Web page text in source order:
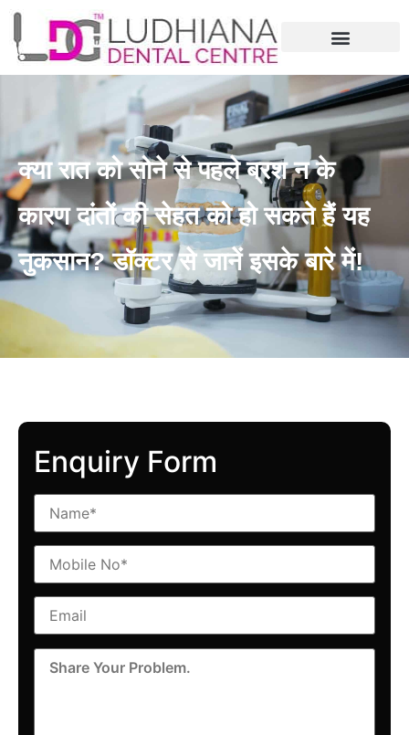
क्या रात को सोने से पहले ब्रश न के
कारण दांतों की सेहत को हो सकते हैं यह
नुकसान? डॉक्टर से जानें इसके बारे में!
Enquiry Form